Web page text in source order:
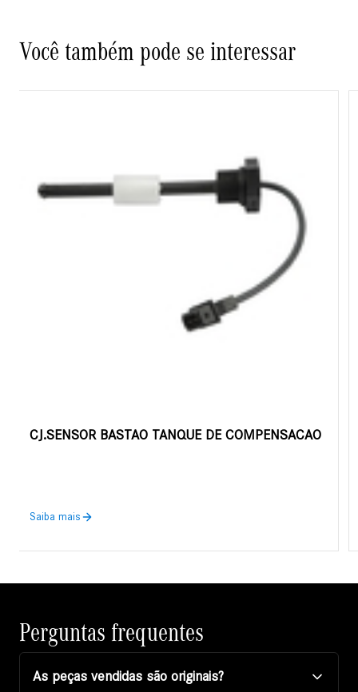
Você também pode se interessar
CJ.SENSOR BASTAO TANQUE DE COMPENSACAO
Saiba mais
Perguntas frequentes
As peças vendidas são originais?